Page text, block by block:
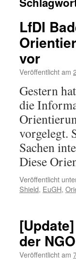
LfDI
vor
Veröffentlicht am
Gestern
die
vorgelegt.
Sachen
Diese
Veröffentlicht
Shield, EuGH,
der
Veröffentlicht am